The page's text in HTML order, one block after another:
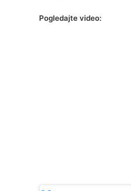
Pogledajte video: